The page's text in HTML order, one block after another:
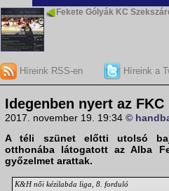
Fekete Gólyák KC
Híreink RSS-en Híreink a
Idegenben nyert az FKC
2017. november 19. 19:34 ©
A téli szünet előtti utolsó
otthonába látogatott az Alba
győzelmet arattak.
K&H női kézilabda liga, 8. forduló